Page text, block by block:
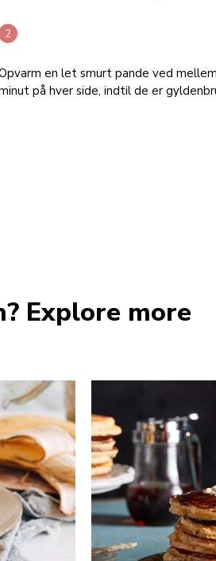
en let smurt pande ved
på hver side, indtil de er
Explore more